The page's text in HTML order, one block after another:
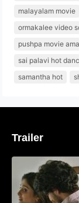
malayalam movie
ormakalee video
pushpa movie
sai palavi hot
samantha hot
Trailer